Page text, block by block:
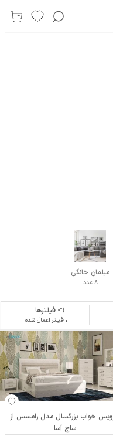
مبلمان خانگی
8 عدد
فیلترها
۰ فیلتر اعمال شده
خواب بزرگسال مدل رامسس از
ساج آسا